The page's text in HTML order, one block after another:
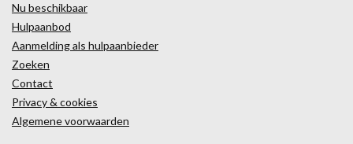
Nu beschikbaar
Hulpaanbod
Aanmelding als hulpaanbieder
Zoeken
Contact
Privacy & cookies
Algemene voorwaarden